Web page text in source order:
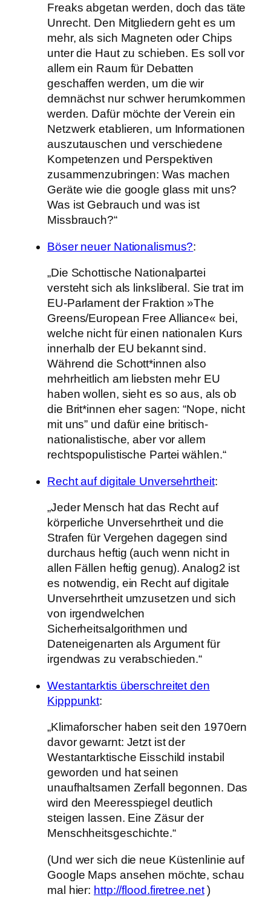
Freaks abgetan werden, doch das täte
Unrecht. Den Mitgliedern geht es um
mehr, als sich Magneten oder Chips
unter die Haut zu schieben. Es soll vor
allem ein Raum für Debatten
geschaffen werden, um die wir
demnächst nur schwer herumkommen
werden. Dafür möchte der Verein ein
Netzwerk etablieren, um Informationen
auszutauschen und verschiedene
Kompetenzen und Perspektiven
zusammenzubringen: Was machen
Geräte wie die google glass mit uns?
Was ist Gebrauch und was ist
Missbrauch?“
Böser neuer Nationalismus?:
„Die Schottische Nationalpartei
versteht sich als linksliberal. Sie trat im
EU-Parlament der Fraktion »The
Greens/European Free Alliance« bei,
welche nicht für einen nationalen Kurs
innerhalb der EU bekannt sind.
Während die Schott*innen also
mehrheitlich am liebsten mehr EU
haben wollen, sieht es so aus, als ob
die Brit*innen eher sagen: “Nope, nicht
mit uns” und dafür eine britisch-
nationalistische, aber vor allem
rechtspopulistische Partei wählen.“
Recht auf digitale Unversehrtheit:
„Jeder Mensch hat das Recht auf
körperliche Unversehrtheit und die
Strafen für Vergehen dagegen sind
durchaus heftig (auch wenn nicht in
allen Fällen heftig genug). Analog2 ist
es notwendig, ein Recht auf digitale
Unversehrtheit umzusetzen und sich
von irgendwelchen
Sicherheitsalgorithmen und
Dateneigenarten als Argument für
irgendwas zu verabschieden.“
Westantarktis überschreitet den
Kipppunkt:
„Klimaforscher haben seit den 1970ern
davor gewarnt: Jetzt ist der
Westantarktische Eisschild instabil
geworden und hat seinen
unaufhaltsamen Zerfall begonnen. Das
wird den Meeresspiegel deutlich
steigen lassen. Eine Zäsur der
Menschheitsgeschichte.“
(Und wer sich die neue Küstenlinie auf
Google Maps ansehen möchte, schau
mal hier: http://flood.firetree.net)